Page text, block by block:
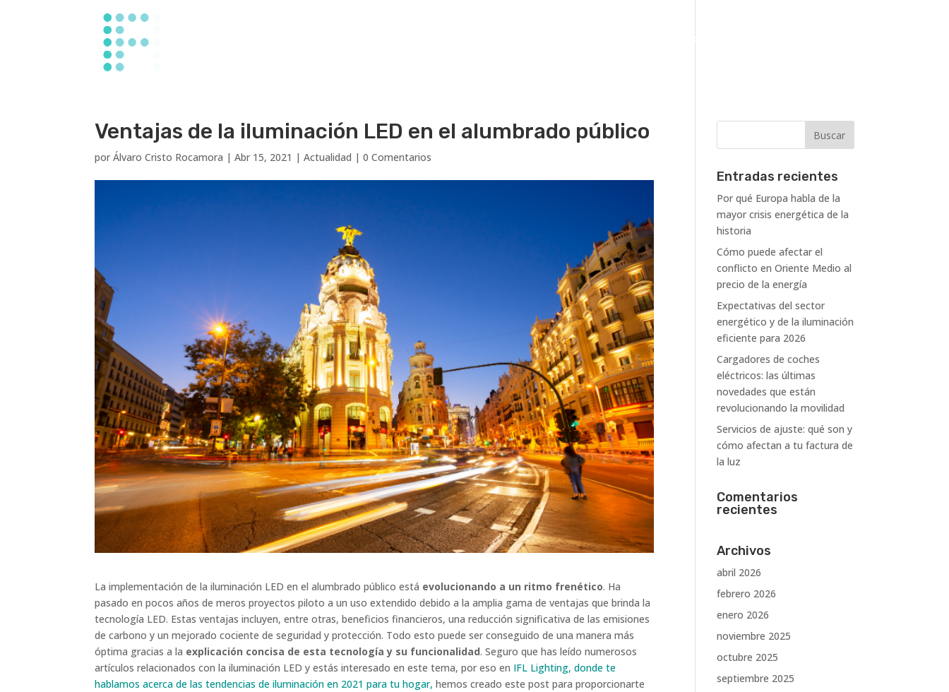
Proyectos
Ventajas de la iluminación LED en el alumbrado público
porÁlvaro Cristo Rocamora |Abr 15, 2021 |Actualidad |0 Comentarios
La implementación de la iluminación LED en el alumbrado público está evolucionando a un ritmo frenético. Ha
pasado en pocos años de meros proyectos piloto a un uso extendido debido a la amplia gama de ventajas que brinda la
tecnología LED. Estas ventajas incluyen, entre otras, beneficios financieros, una reducción significativa de las emisiones
de carbono y un mejorado cociente de seguridad y protección. Todo esto puede ser conseguido de una manera más
óptima gracias a la explicación concisa de esta tecnología y su funcionalidad. Seguro que has leído numerosos
artículos relacionados con la iluminación LED y estás interesado en este tema, por eso en IFL Lighting, donde te
hablamos acerca de las tendencias de iluminación en 2021 para tu hogar, hemos creado este post para proporcionarte
Entradas recientes
Por qué Europa habla de la
mayor crisis energética de la
historia
Cómo puede afectar el
conflicto en Oriente Medio al
precio de la energía
Expectativas del sector
energético y de la iluminación
eficiente para 2026
Cargadores de coches
eléctricos: las últimas
novedades que están
revolucionando la movilidad
Servicios de ajuste: qué son y
cómo afectan a tu factura de
la luz
Comentarios
recientes
Archivos
abril 2026
febrero 2026
enero 2026
noviembre 2025
octubre 2025
septiembre 2025